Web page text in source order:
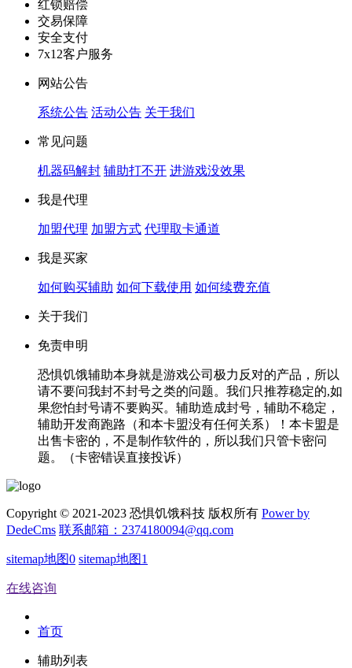
红锁赔偿
交易保障
安全支付
7x12客户服务
网站公告
系统公告 活动公告 关于我们
常见问题
机器码解封 辅助打不开 进游戏没效果
我是代理
加盟代理 加盟方式 代理取卡通道
我是买家
如何购买辅助 如何下载使用 如何续费充值
关于我们
免责申明
恐惧饥饿辅助本身就是游戏公司极力反对的产品，所以
请不要问我封不封号之类的问题。我们只推荐稳定的,如
果您怕封号请不要购买。辅助造成封号，辅助不稳定，
辅助开发商跑路（和本卡盟没有任何关系）！本卡盟是
出售卡密的，不是制作软件的，所以我们只管卡密问
题。（卡密错误直接投诉）
Copyright © 2021-2023 恐惧饥饿科技 版权所有 Power by
DedeCms 联系邮箱：2374180094@qq.com
sitemap地图0 sitemap地图1
在线咨询
首页
辅助列表